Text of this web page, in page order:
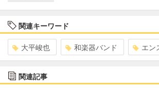
関連キーワード
大平峻也 和楽器バンド エン
関連記事